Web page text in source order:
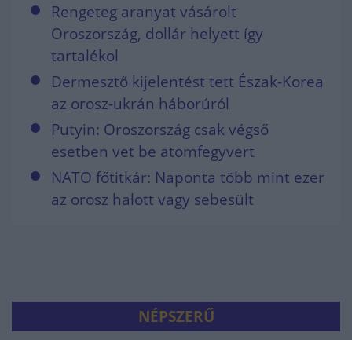
Rengeteg aranyat vásárolt
Oroszország, dollár helyett így
tartalékol
Dermesztő kijelentést tett Észak-Korea
az orosz-ukrán háborúról
Putyin: Oroszország csak végső
esetben vet be atomfegyvert
NATO főtitkár: Naponta több mint ezer
az orosz halott vagy sebesült
NÉPSZERŰ